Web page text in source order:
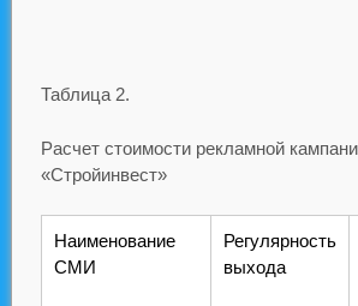
Таблица 2.
Расчет стоимости рекламной
«Стройинвест»
Наименование
СМИ
Регулярность
выхода